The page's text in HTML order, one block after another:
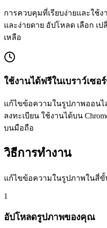
การควบคุมที่เรียบง่ายและใช้ง
และง่ายดาย อัปโหลด เลือก เ
เหลือ
ใช้งานได้ฟรีในเบราว์เซ
แก้ไขข้อความในรูปภาพออน
ลงทะเบียน ใช้งานได้บน
บนมือถือ
วิธีการทำงาน
แก้ไขข้อความในรูปภาพในสี่ขั้
1
อัปโหลดรูปภาพของคุณ